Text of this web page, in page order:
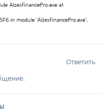
Ответить